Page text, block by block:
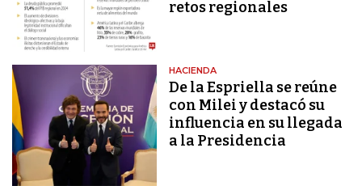
retos regionales
HACIENDA
De la Espriella se reúne
con Milei y destacó su
influencia en su llegada
a la Presidencia